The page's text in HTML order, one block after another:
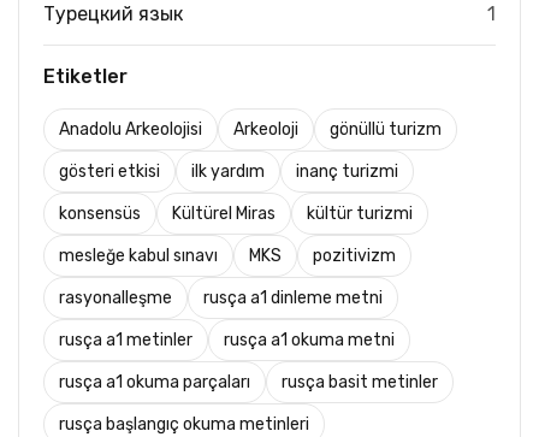
Турецкий язык 1
Etiketler
Anadolu Arkeolojisi Arkeoloji gönüllü turizm
gösteri etkisi ilk yardım inanç turizmi
konsensüs Kültürel Miras kültür turizmi
mesleğe kabul sınavı MKS pozitivizm
rasyonalleşme rusça a1 dinleme metni
rusça a1 metinler rusça a1 okuma metni
rusça a1 okuma parçaları rusça basit metinler
rusça başlangıç okuma metinleri